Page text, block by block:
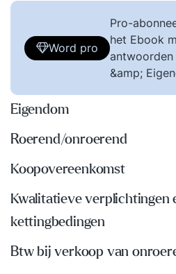
Word pro
Pro-
het Ebook
antwoorden
&amp;
Eigendom
Roerend/onroerend
Koopovereenkomst
Kwalitatieve verplichtingen
kettingbedingen
Btw bij verkoop van